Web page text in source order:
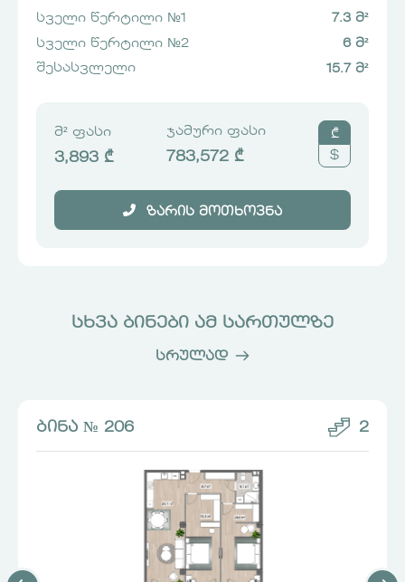
სველი წერტილი №1
7.3 მ²
სველი წერტილი №2
6 მ²
შესასვლელი
15.7 მ²
მ² ფასი
3,893 ₾
ჯამური ფასი
783,572 ₾
₾
$
ზარის მოთხოვნა
სხვა ბინები ამ სართულზე
სრულად
ბინა № 206 2